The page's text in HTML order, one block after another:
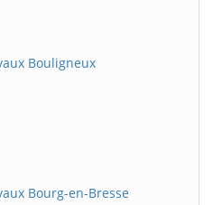
Bouligneux
Bourg-en-Bresse